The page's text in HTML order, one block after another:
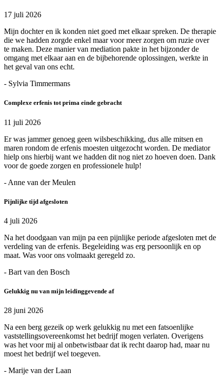
17 juli 2026
Mijn dochter en ik konden niet goed met elkaar spreken. De therapie
die we hadden zorgde enkel maar voor meer zorgen om ruzie over
te maken. Deze manier van mediation pakte in het bijzonder de
omgang met elkaar aan en de bijbehorende oplossingen, werkte in
het geval van ons echt.
- Sylvia Timmermans
Complexe erfenis tot prima einde gebracht
11 juli 2026
Er was jammer genoeg geen wilsbeschikking, dus alle mitsen en
maren rondom de erfenis moesten uitgezocht worden. De mediator
hielp ons hierbij want we hadden dit nog niet zo hoeven doen. Dank
voor de goede zorgen en professionele hulp!
- Anne van der Meulen
Pijnlijke tijd afgesloten
4 juli 2026
Na het doodgaan van mijn pa een pijnlijke periode afgesloten met de
verdeling van de erfenis. Begeleiding was erg persoonlijk en op
maat. Was voor ons volmaakt geregeld zo.
- Bart van den Bosch
Gelukkig nu van mijn leidinggevende af
28 juni 2026
Na een berg gezeik op werk gelukkig nu met een fatsoenlijke
vaststellingsovereenkomst het bedrijf mogen verlaten. Overigens
was het voor mij al onbetwistbaar dat ik recht daarop had, maar nu
moest het bedrijf wel toegeven.
- Marije van der Laan